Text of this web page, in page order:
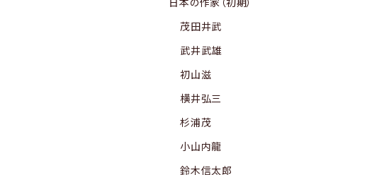
日本の作家（初期）
茂田井武
武井武雄
初山滋
横井弘三
杉浦茂
小山内龍
鈴木信太郎